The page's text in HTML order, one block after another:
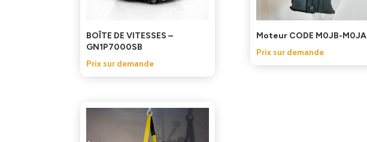
BOÎTE DE VITESSES –
GN1P7000SB
Prix sur demande
Moteur CODE M0JB-M0JA
Prix sur demande